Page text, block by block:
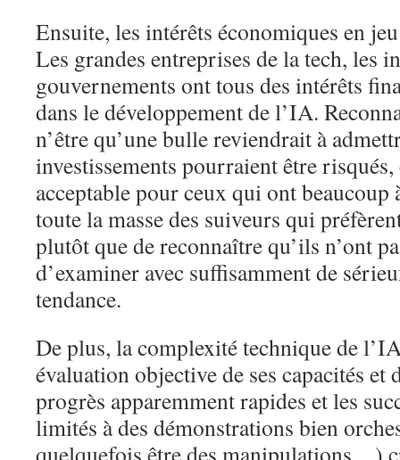
Ensuite, les intérêts économiques en
Les grandes entreprises de la tech, les
gouvernements ont tous des intérêts
dans le développement de l’IA.
n’être qu’une bulle reviendrait à
investissements pourraient être
acceptable pour ceux qui ont beaucoup
toute la masse des suiveurs qui
plutôt que de reconnaître qu’ils n’ont
d’examiner avec suffisamment de
tendance.
De plus, la complexité technique de
évaluation objective de ses capacités et
progrès apparemment rapides et les
limités à des démonstrations bien
quelquefois être des manipulations…)